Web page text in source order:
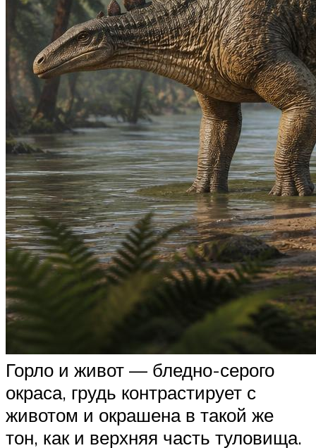
Горло и живот — бледно-серого
окраса, грудь контрастирует с
животом и окрашена в такой же
тон, как и верхняя часть туловища.